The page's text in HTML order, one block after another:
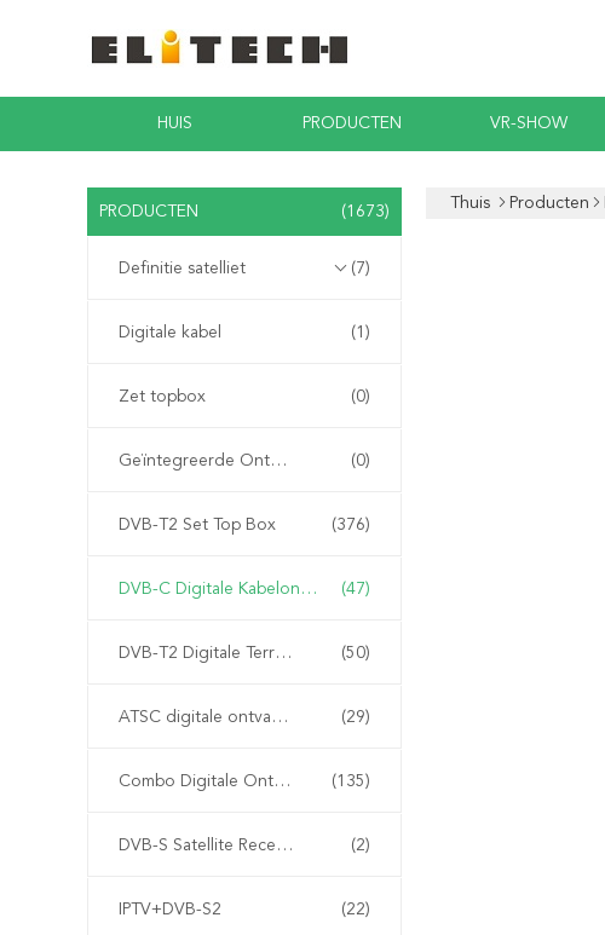
HUIS PRODUCTEN VR-SHOW
PRODUCTEN (1673)
Definitie satelliet (7)
Digitale kabel (1)
Zet topbox (0)
Geïntegreerde Ontvanger Decoder (0)
DVB-T2 Set Top Box (376)
DVB-C Digitale Kabelontvanger (47)
DVB-T2 Digitale Terrestriële Ontvanger (50)
ATSC digitale ontvanger (29)
Combo Digitale Ontvanger (135)
DVB-S Satellite Receiver (2)
IPTV+DVB-S2 (22)
Thuis Producten